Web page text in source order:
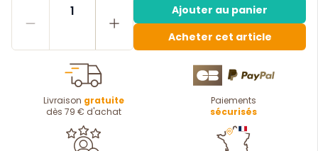
1
Ajouter au panier
Acheter cet article
Livraison gratuite
dès 79 € d'achat
Paiements
sécurisés